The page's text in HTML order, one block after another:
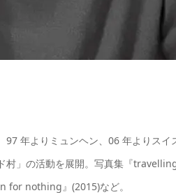
年よりミュンヘン、06 年よりスイ
村」の活動を展開。写真集『
for nothing』(2015)など。